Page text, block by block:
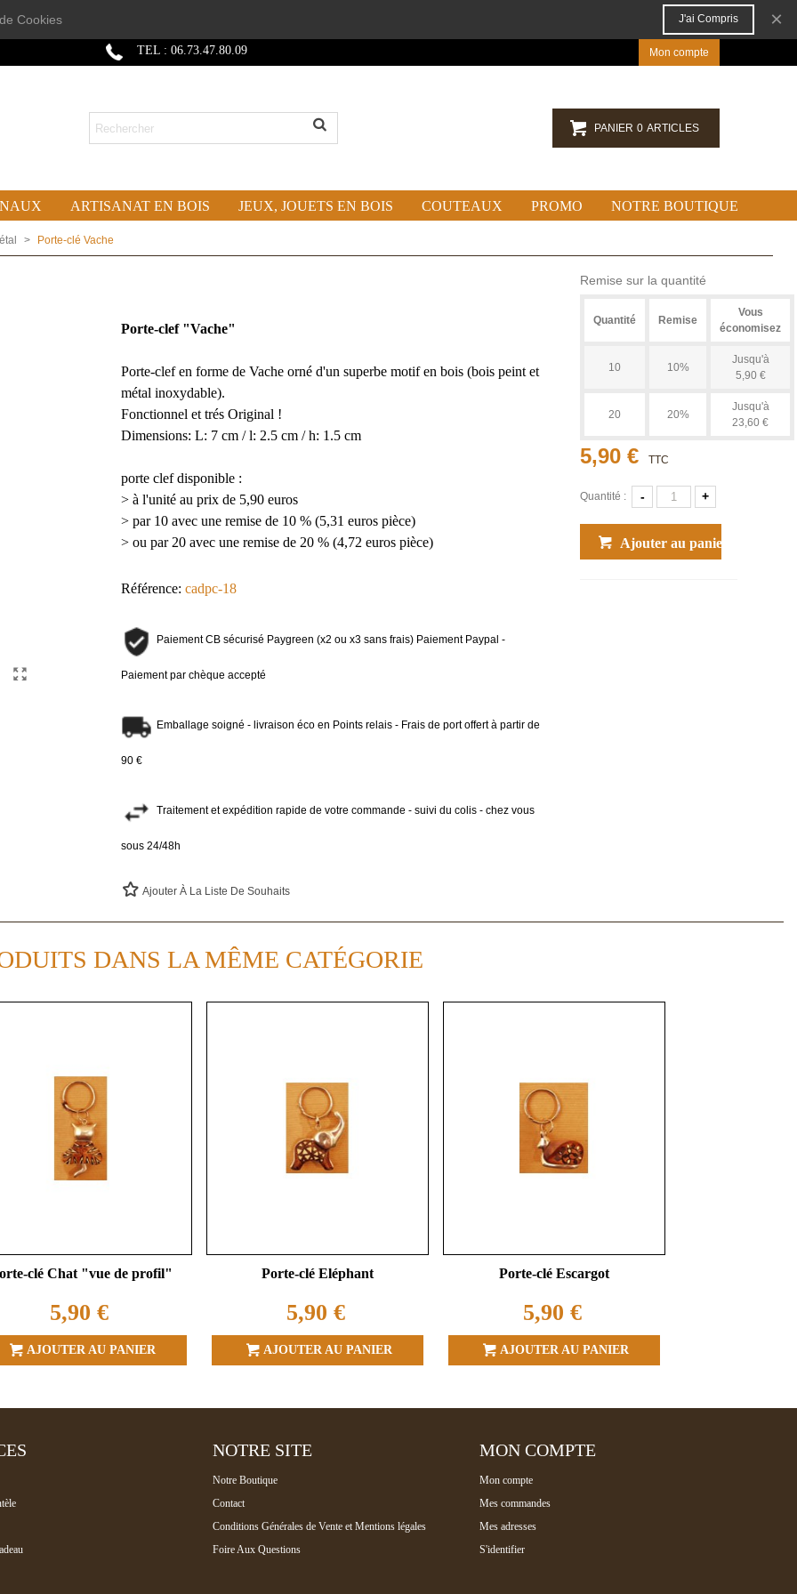
Cookies J'ai Compris ×
TEL : 06.73.47.80.09 Mon compte
PANIER 0 ARTICLES
ARTISANAT EN BOIS JEUX, JOUETS EN BOIS COUTEAUX PROMO NOTRE BOUTIQUE
> Porte-clé Vache
Porte-clef "Vache"
Porte-clef en forme de Vache orné d'un superbe motif en bois (bois peint et
métal inoxydable).
Fonctionnel et trés Original !
Dimensions: L: 7 cm / l: 2.5 cm / h: 1.5 cm
porte clef disponible :
> à l'unité au prix de 5,90 euros
> par 10 avec une remise de 10 % (5,31 euros pièce)
> ou par 20 avec une remise de 20 % (4,72 euros pièce)
Référence: cadpc-18
Paiement CB sécurisé Paygreen (x2 ou x3 sans frais) Paiement Paypal -
Paiement par chèque accepté
Emballage soigné - livraison éco en Points relais - Frais de port offert à partir de
90 €
Traitement et expédition rapide de votre commande - suivi du colis - chez vous
sous 24/48h
Ajouter À La Liste De Souhaits
Remise sur la quantité
Quantité Remise
Vous
économisez
10 10%
Jusqu'à
5,90 €
20 20%
Jusqu'à
23,60 €
5,90 € TTC
Quantité : - +
Ajouter au panier
DANS LA MÊME CATÉGORIE
clé Chat "vue de profil"
5,90 €
AJOUTER AU PANIER
Porte-clé Eléphant
5,90 €
AJOUTER AU PANIER
Porte-clé Escargot
5,90 €
AJOUTER AU PANIER
NOTRE SITE
Notre Boutique
Contact
Conditions Générales de Vente et Mentions légales
Foire Aux Questions
MON COMPTE
Mon compte
Mes commandes
Mes adresses
S'identifier